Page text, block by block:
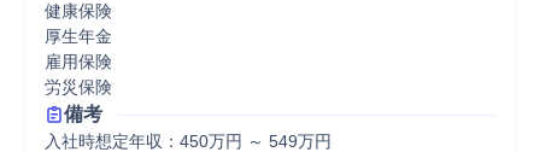
健康保険
厚生年金
雇用保険
労災保険
備考
入社時想定年収：450万円 ～ 549万円